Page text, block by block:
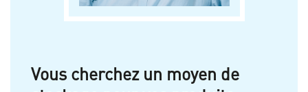
Vous cherchez un moyen de